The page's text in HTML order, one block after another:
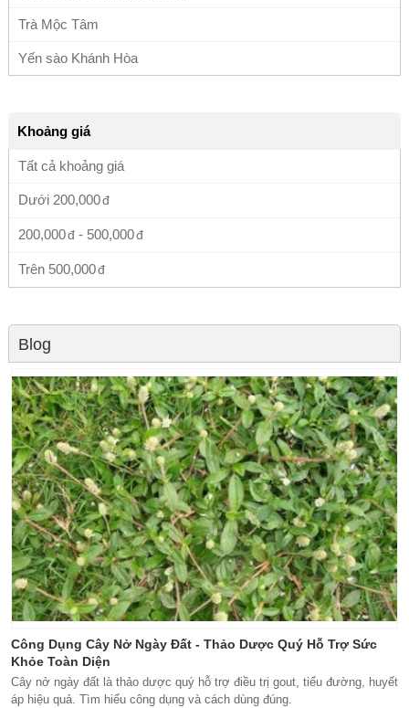
Trà Mộc Tâm
Yến sào Khánh Hòa
Khoảng giá
Tất cả khoảng giá
Dưới 200,000
200,000 - 500,000
Trên 500,000
Blog
Công Dụng Cây Nở Ngày Đất - Thảo Dược Quý Hỗ Trợ Sức
Khỏe Toàn Diện
Cây nở ngày đất là thảo dược quý hỗ trợ điều trị gout, tiểu đường, huyết
áp hiệu quả. Tìm hiểu công dụng và cách dùng đúng.